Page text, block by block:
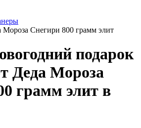
Мороза Снегири 800 грамм элит
подарок
Деда Мороза
грамм элит в